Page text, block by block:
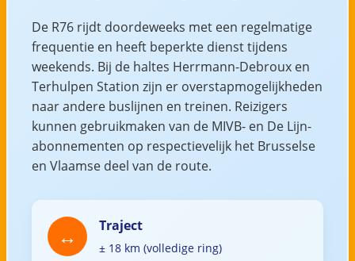
De R76 rijdt doordeweeks met een regelmatige
frequentie en heeft beperkte dienst tijdens
weekends. Bij de haltes Herrmann-Debroux en
Terhulpen Station zijn er overstapmogelijkheden
naar andere buslijnen en treinen. Reizigers
kunnen gebruikmaken van de MIVB- en De Lijn-
abonnementen op respectievelijk het Brusselse
en Vlaamse deel van de route.
Traject
± 18 km (volledige ring)